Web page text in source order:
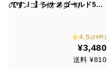
です！ 】シナノゴールド5キ
のリンゴ 予約 希少 旬4.5(29件)
¥3,480
送料 ¥810